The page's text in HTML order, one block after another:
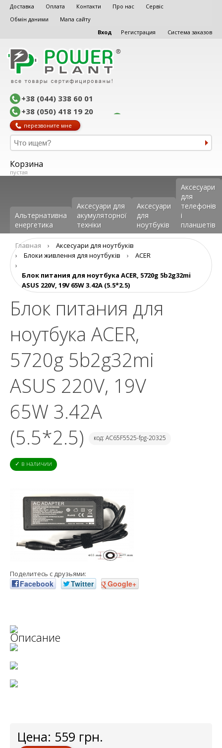
Доставка Оплата Контакти Про нас
Сервіс
Обмін даними
Мапа сайту
Вход
Регистрация Система заказов
+38 (044) 338 60 01
+38 (050) 418 19 20
перезвоните мне
Корзина
пустая
Альтернативна
енергетика
Аксесуари для
акумуляторної
техніки
Аксесуари
для
ноутбуків
Аксеcуари
для
телефонів
і
планшетів
Главная ›
Аксесуари для ноутбуків
›
Блоки живлення для ноутбуків ›
ACER
›
Блок питания для ноутбука ACER, 5720g 5b2g32mi
ASUS 220V, 19V 65W 3.42A (5.5*2.5)
Блок питания для
ноутбука ACER,
5720g 5b2g32mi
ASUS 220V, 19V
65W 3.42A
(5.5*2.5)
код: AC65F5525-fpg-20325
✓ в наличии
Поделитесь с друзьями:
Facebook Twitter Google+
Описание
Цена: 559 грн.